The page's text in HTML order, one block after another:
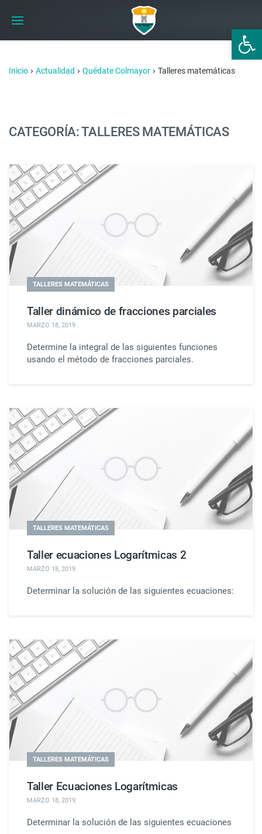
Abrir
Inicio › Actualidad › Quédate Colmayor › Talleres matemáticas
CATEGORÍA: TALLERES MATEMÁTICAS
TALLERES MATEMÁTICAS
Taller dinámico de fracciones parciales
MARZO 18, 2019.
Determine la integral de las siguientes funciones
usando el método de fracciones parciales.
TALLERES MATEMÁTICAS
Taller ecuaciones Logarítmicas 2
MARZO 18, 2019.
Determinar la solución de las siguientes ecuaciones:
TALLERES MATEMÁTICAS
Taller Ecuaciones Logarítmicas
MARZO 18, 2019.
Determinar la solución de las siguientes ecuaciones